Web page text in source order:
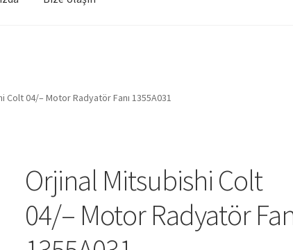
Colt 04/– Motor Radyatör Fanı 1355A031
Orjinal Mitsubishi Colt
04/– Motor Radyatör